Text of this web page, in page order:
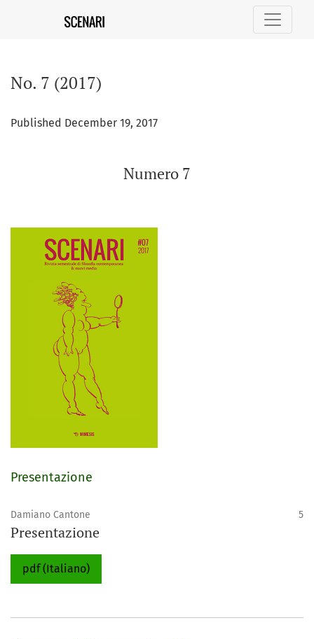
No. 7 (2017)
Published December 19, 2017
Numero 7
Presentazione
Damiano Cantone 5
Presentazione
pdf (Italiano)